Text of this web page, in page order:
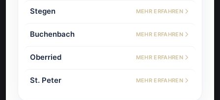
Stegen MEHR ERFAHREN
Buchenbach MEHR ERFAHREN
Oberried MEHR ERFAHREN
St. Peter MEHR ERFAHREN